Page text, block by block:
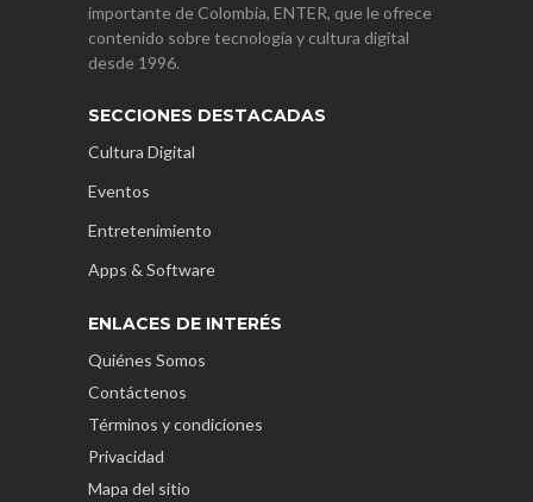
importante de Colombia, ENTER, que le ofrece
contenido sobre tecnología y cultura digital
desde 1996.
SECCIONES DESTACADAS
Cultura Digital
Eventos
Entretenimiento
Apps & Software
ENLACES DE INTERÉS
Quiénes Somos
Contáctenos
Términos y condiciones
Privacidad
Mapa del sitio